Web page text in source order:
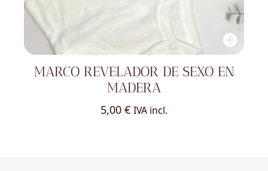
MARCO REVELADOR DE SEXO EN
MADERA
5,00 € IVA incl.